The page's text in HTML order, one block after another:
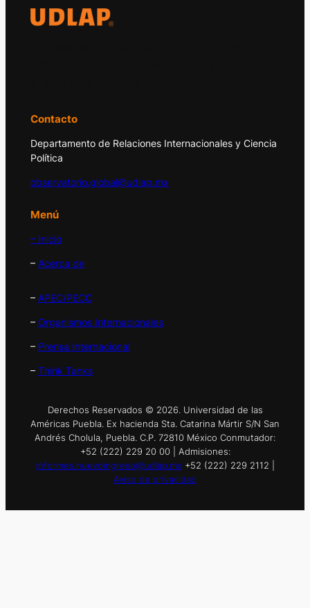
Contacto
Departamento de Relaciones Internacionales y Ciencia
Política
observatorio.global@udlap.mx
Menú
– Inicio
– Acerca de
– APEC/PECC
– Organismos Internacionales
– Prensa Internacional
– Think Tanks
Derechos Reservados © 2026. Universidad de las
Américas Puebla. Ex hacienda Sta. Catarina Mártir S/N San
Andrés Cholula, Puebla. C.P. 72810 México Conmutador:
+52 (222) 229 20 00 | Admisiones:
informes.nuevoingreso@udlap.mx +52 (222) 229 2112 |
Aviso de privacidad